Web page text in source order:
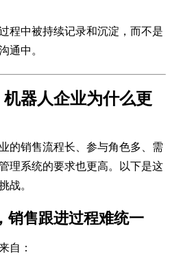
程中被持续记录和沉淀，而不是
通中。
器人企业为什么更
的销售流程长、参与角色多、需
理系统的要求也更高。以下是这
战。
销售跟进过程难统一
自：